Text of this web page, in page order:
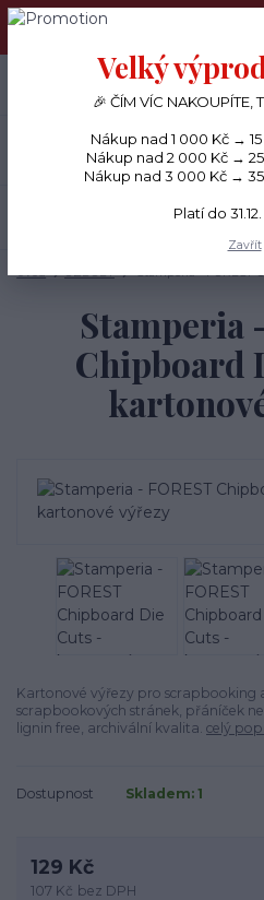
PŘÁNÍČKA a PAPÍROVÉ DÁRKY
+420 734 380 930
(Po-Ne, 8-20 hod.)
Stamperia
Chipboard
Kartonové výřezy pro scrapbooking
scrapbookových stránek, přáníček
lignin free, archivální kvalita. celý
Dostupnost Skladem: 1
129 Kč
107 Kč bez DPH
Velký
🎉 ČÍM VÍC NAKOUPÍTE,
Nákup nad 1 000 Kč →
Nákup nad 2 000 Kč →
Nákup nad 3 000 Kč →
Platí do
Zavřít